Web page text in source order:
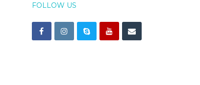
FOLLOW US